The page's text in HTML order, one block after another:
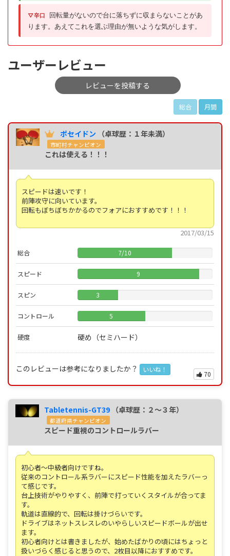
▽辛口
回転量がないので台に落ちずに収まらないことがあ
ります。あえてこれを選ぶ理由が無いような気がします。
ユーザーレビュー
レビューを投稿する
総合 月間
ポセイドン （卓球歴：１年未満）
市町村チャンピオン
これは使える！！！
スピードは速いです！
前陣攻守に向いています。
回転もぼちぼちかかるのでフォアにおすすめです！！！
2017/03/15
総合 7/10
スピード 9
スピン 3
コントロール 5
硬度 硬め（セミハード）
このレビューは参考になりましたか？ いいね！
70
Tabletennis-GT39 （卓球歴：２～３年）
都道府県チャンピオン
スピード重視のコントロールラバー
初心者～中級者向けですね。
従来のコントロール系ラバーにスピード性能を加えたラバーっ
て感じです。
台上技術がやりやすく、前陣で打っていくスタイルが合ってま
す。
軌道は直線的で、回転は掛けづらいです。
ドライブはネットスレスレのいやらしいスピードボールが出せ
ます。
初心者向けとは書きましたが、始めたばかりの頃にはちょっと
扱いづらく感じると思うので、2枚目以降におすすめです。